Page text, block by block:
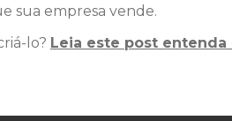
sua empresa vende.
lo? Leia este post